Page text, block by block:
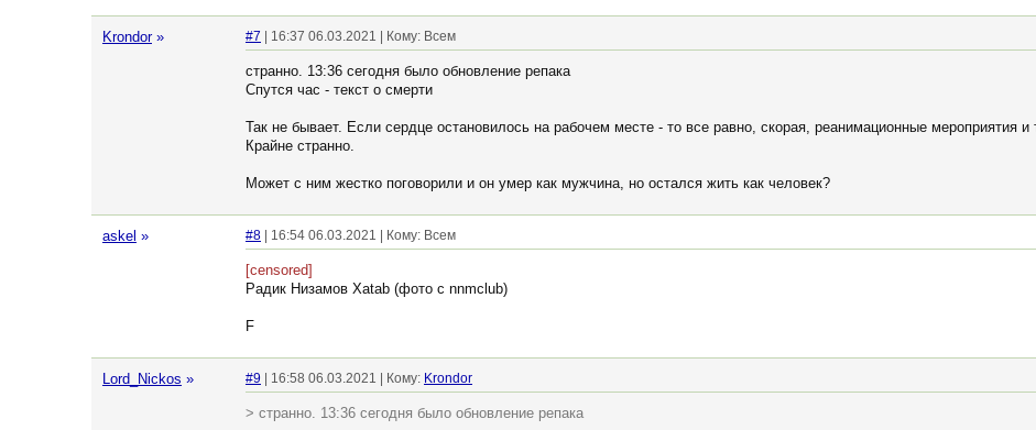
Krondor » #7 | 16:37 06.03.2021 | Кому: Всем
странно. 13:36 сегодня было обновление репака
Спутся час - текст о смерти
Так не бывает. Если сердце остановилось на рабочем месте - то все равно, скорая, реанимационные мероприятия и
Крайне странно.
Может с ним жестко поговорили и он умер как мужчина, но остался жить как человек?
askel » #8 | 16:54 06.03.2021 | Кому: Всем
[censored]
Радик Низамов Xatab (фото c nnmclub)
F
Lord_Nickos » #9 | 16:58 06.03.2021 | Кому: Krondor
> странно. 13:36 сегодня было обновление репака